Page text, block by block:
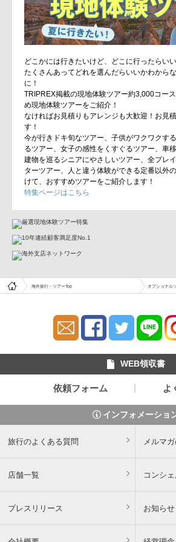
どこかには行きたいけど、どこに行ったらい
たくさんあってどれを選んだらいいかわから
に！
TRIPREX掲載の現地体験ツアー約3,000コー
め現地体験ツアーをご紹介！
なければお見積りもアレンジも大歓迎！お見
す！
今が行きドキ旬なツアー、子供がワクワクす
るツアー、女子の感性をくすぐるツアー、車
建物を巡るシニアにやさしいツアー、全プレ
ターツアー、人と違う体験ができる定番以外
けて、おすすめツアーをご紹介します！
特集ページはこちら
海外旅行・ツアーTop オプショナル
WEB領収書
依頼フォーム よ
インフォメーショ
旅行のよくある質問 メルマ
店舗一覧 コンシェ
プレスリリース お知らせ